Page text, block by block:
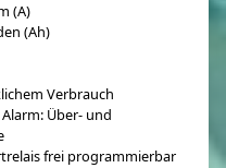
(A)
(Ah)
Verbrauch
Über- und
frei programmierbar